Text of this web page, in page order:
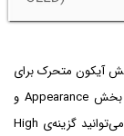
آیکون متحرک برای
پخش موزیک یا ضبط صدا است. برای این مقصود به بخش Appearance و
Visualizer مراجعه کنید. علاوه بر فعال کردن Visualizer می‌توانید گزینه‌ی High